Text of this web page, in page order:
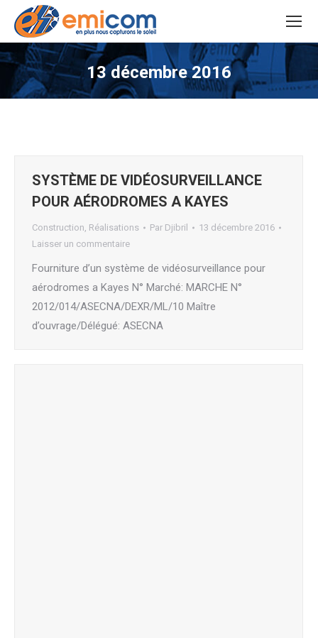
13 décembre 2016
Vous êtes ici :
SYSTÈME DE VIDÉOSURVEILLANCE
POUR AÉRODROMES A KAYES
Construction, Réalisations Par Djibril
13 décembre 2016
Laisser un commentaire
Fourniture d’un système de vidéosurveillance pour
aérodromes a Kayes N° Marché: MARCHE N°
2012/014/ASECNA/DEXR/ML/10 Maître
d’ouvrage/Délégué: ASECNA